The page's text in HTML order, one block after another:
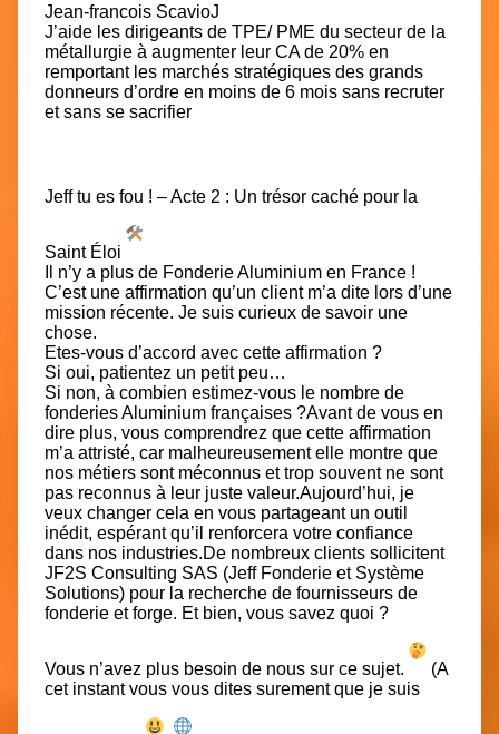
Jean-francois ScavioJ
J’aide les dirigeants de TPE/ PME du secteur de la
métallurgie à augmenter leur CA de 20% en
remportant les marchés stratégiques des grands
donneurs d’ordre en moins de 6 mois sans recruter
et sans se sacrifier
Jeff tu es fou ! – Acte 2 : Un trésor caché pour la
Saint Éloi
Il n’y a plus de Fonderie Aluminium en France !
C’est une affirmation qu’un client m’a dite lors d’une
mission récente. Je suis curieux de savoir une
chose.
Etes-vous d’accord avec cette affirmation ?
Si oui, patientez un petit peu…
Si non, à combien estimez-vous le nombre de
fonderies Aluminium françaises ?Avant de vous en
dire plus, vous comprendrez que cette affirmation
m’a attristé, car malheureusement elle montre que
nos métiers sont méconnus et trop souvent ne sont
pas reconnus à leur juste valeur.Aujourd’hui, je
veux changer cela en vous partageant un outil
inédit, espérant qu’il renforcera votre confiance
dans nos industries.De nombreux clients sollicitent
JF2S Consulting SAS (Jeff Fonderie et Système
Solutions) pour la recherche de fournisseurs de
fonderie et forge. Et bien, vous savez quoi ?
Vous n’avez plus besoin de nous sur ce sujet.
(A
cet instant vous vous dites surement que je suis